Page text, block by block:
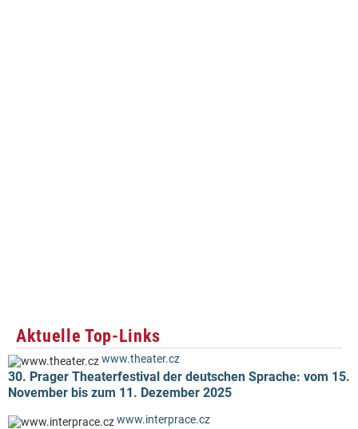
Aktuelle Top-Links
www.theater.cz
30. Prager Theaterfestival der deutschen Sprache: vom 15.
November bis zum 11. Dezember 2025
www.interprace.cz